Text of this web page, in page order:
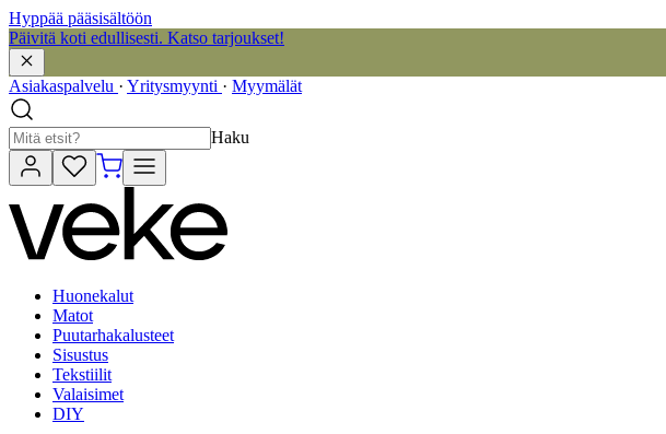
Hyppää pääsisältöön
Päivitä koti edullisesti. Katso tarjoukset!
Asiakaspalvelu · Yritysmyynti · Myymälät
Haku
Huonekalut
Matot
Puutarhakalusteet
Sisustus
Tekstiilit
Valaisimet
DIY